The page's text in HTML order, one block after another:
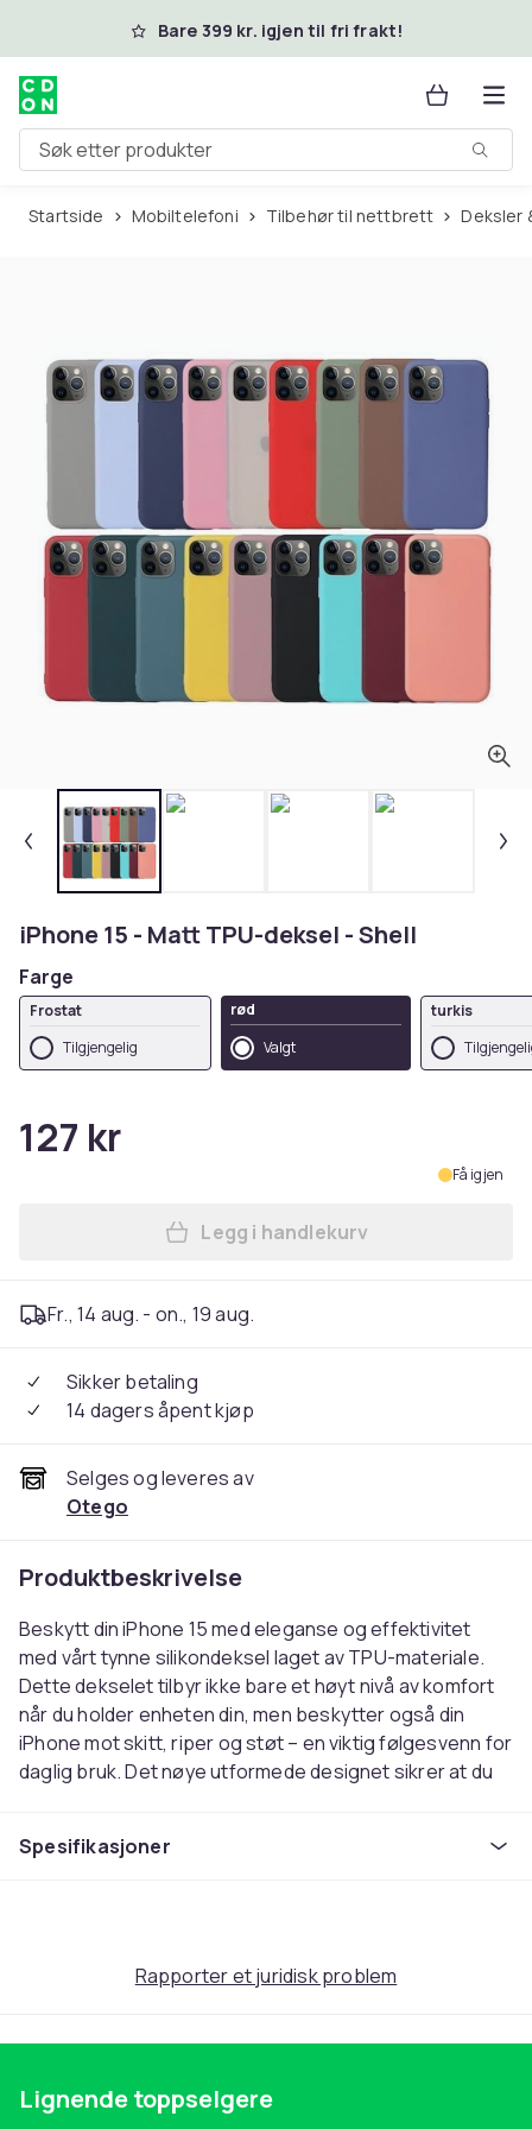
Hopp til hovedinnholdBare 399 kr. igjen til fri frakt!
Søk etter produkter
Startside Mobiltelefoni Tilbehør til nettbrett
iPhone 15 - Matt TPU-deksel - Shell
Farge
Frostat
Tilgjengelig
rød
Valgt
turkis
127 kr
Få igjen
Legg iPhone 15 - Matt
Legg i handlekurv
Fr., 14 aug. - on., 19 aug.
Sikker betaling
14 dagers åpent kjøp
Selges og leveres av
Otego
Produktbeskrivelse
Beskytt din iPhone 15 med eleganse og effektivitet
med vårt tynne silikondeksel laget av TPU-materiale.
Dette dekselet tilbyr ikke bare et høyt nivå av komfort
når du holder enheten din, men beskytter også din
iPhone mot skitt, riper og støt – en viktig følgesvenn for
daglig bruk. Det nøye utformede designet sikrer at du
I tillegg utstråler dette slanke og stilige dekselet et
og anti-fingeravtrykk, holder dette dekselet enheten
- Svettetett : Holder enheten tørr selv under aktive
dager.
Spesifikasjoner
Rapporter et juridisk problem
Lignende toppselgere